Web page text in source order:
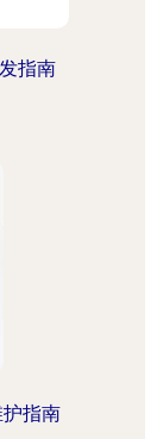
指南
指南